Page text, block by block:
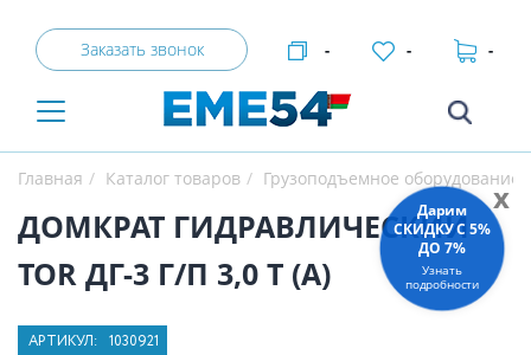
Заказать звонок - - -
Главная Каталог товаров Грузоподъемное оборудование
ДОМКРАТ ГИДРАВЛИЧЕСКИЙ
TOR ДГ-3 Г/П 3,0 Т (A)
АРТИКУЛ: 1030921
x
Дарим
СКИДКУ C 5%
ДО 7%
Узнать
подробности